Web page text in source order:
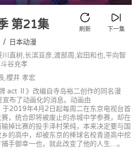
第21集 下一集
刷新
/ 日本动漫
直树,长滨亘彦,渡部周,岩田和也,平向智
谷充孝
,櫻井 孝宏
act Ⅱ》改编自寺岛裕二创作的同名漫
布了动画化的消息。动画由
2019年4月2日起每周二在东京电视台首
，统合即将被废止的赤城中学参赛，却在
掉比赛的投手泽村荣纯，本来决定要与国
的高中，却被东京的棒球名校青道高中挖
手御幸一也，就此改变了他的人生…。